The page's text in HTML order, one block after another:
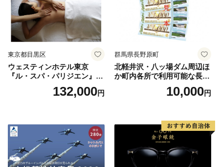
東京都目黒区
ウェスティンホテル東京
『ル・スパ・パリジエン』選
べるボディセラピー90分/1名
132,000円
群馬県長野原町
北軽井沢・八ッ場ダム周辺ほ
か町内各所で利用可能な長野
原町ふるさと感謝券（3,000
円分）【トラベル 観光 旅行
10,000円